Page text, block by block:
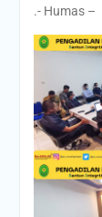
.- Humas –